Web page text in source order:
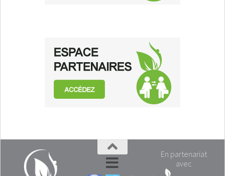
En partenariat
avec